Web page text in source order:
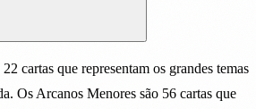
cartas que representam os grandes temas
Os Arcanos Menores são 56 cartas que